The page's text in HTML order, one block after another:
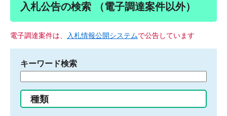
入札公告の検索 （電子調達案件以外）
電子調達案件は、 入札情報公開システムで公告しています
キーワード検索
る
種類